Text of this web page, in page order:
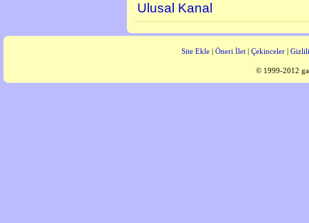
Ulusal Kanal
Site Ekle| Öneri İlet| Çekinceler|
© 1999-2012